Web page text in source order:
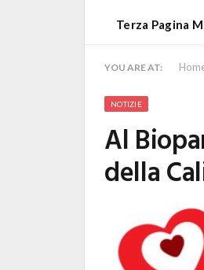
Terza Pagina
YOU ARE AT:
NOTIZIE
Al
della